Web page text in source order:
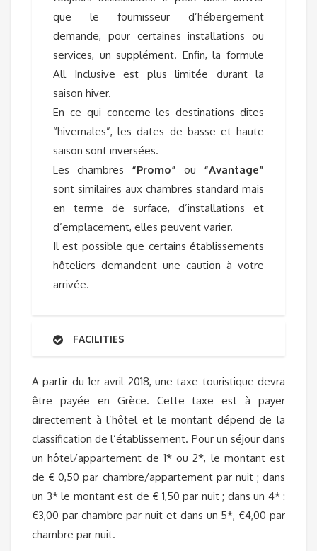
que le fournisseur d’hébergement
demande, pour certaines installations ou
services, un supplément. Enfin, la formule
All Inclusive est plus limitée durant la
saison hiver.
En ce qui concerne les destinations dites
“hivernales”, les dates de basse et haute
saison sont inversées.
Les chambres “Promo” ou “Avantage”
sont similaires aux chambres standard mais
en terme de surface, d’installations et
d’emplacement, elles peuvent varier.
Il est possible que certains établissements
hôteliers demandent une caution à votre
arrivée.
FACILITIES
A partir du 1er avril 2018, une taxe touristique devra
être payée en Grèce. Cette taxe est à payer
directement à l’hôtel et le montant dépend de la
classification de l’établissement. Pour un séjour dans
un hôtel/appartement de 1* ou 2*, le montant est
de € 0,50 par chambre/appartement par nuit ; dans
un 3* le montant est de € 1,50 par nuit ; dans un 4* :
€3,00 par chambre par nuit et dans un 5*, €4,00 par
chambre par nuit.